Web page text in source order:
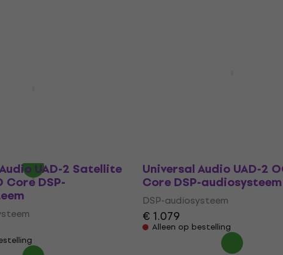
UAD-2 Satellite
Core DSP-
Universal Audio UAD-2
Core DSP-audiosysteem
DSP-audiosysteem
€ 1.079
Alleen op bestelling